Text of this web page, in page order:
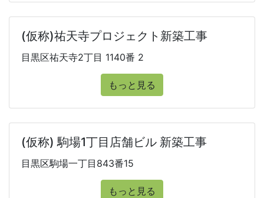
(仮称)祐天寺プロジェクト新築工事
目黒区祐天寺2丁目 1140番 2
もっと見る
(仮称) 駒場1丁目店舗ビル 新築工事
目黒区駒場一丁目843番15
もっと見る